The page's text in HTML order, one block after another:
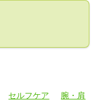
セルフケア
腕・肩